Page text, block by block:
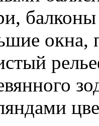
окна,